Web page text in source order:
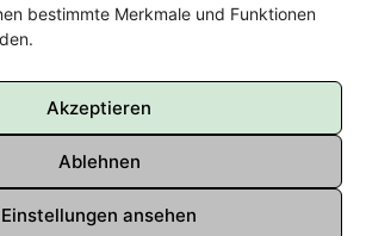
bestimmte Merkmale und Funktionen
Akzeptieren
Ablehnen
Einstellungen ansehen
roethelheimpark.de